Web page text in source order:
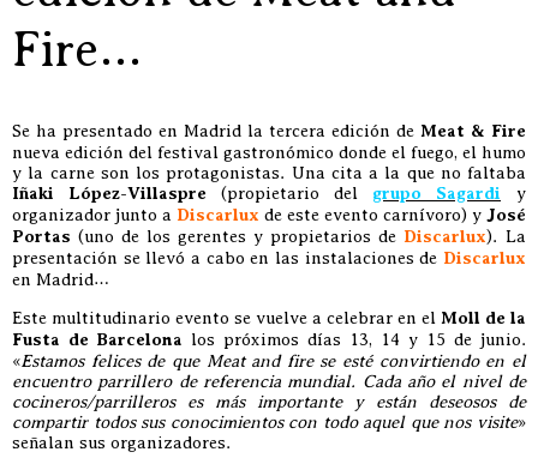
Fire…
Se ha presentado en Madrid la tercera edición de Meat & Fire
nueva edición del festival gastronómico donde el fuego, el humo
y la carne son los protagonistas. Una cita a la que no faltaba
Iñaki López-Villaspre (propietario del grupo Sagardi y
organizador junto a Discarlux de este evento carnívoro) y José
Portas (uno de los gerentes y propietarios de Discarlux). La
presentación se llevó a cabo en las instalaciones de Discarlux
en Madrid…
Este multitudinario evento se vuelve a celebrar en el Moll de la
Fusta de Barcelona los próximos días 13, 14 y 15 de junio.
«Estamos felices de que Meat and fire se esté convirtiendo en el
encuentro parrillero de referencia mundial. Cada año el nivel de
cocineros/parrilleros es más importante y están deseosos de
compartir todos sus conocimientos con todo aquel que nos visite»
señalan sus organizadores.